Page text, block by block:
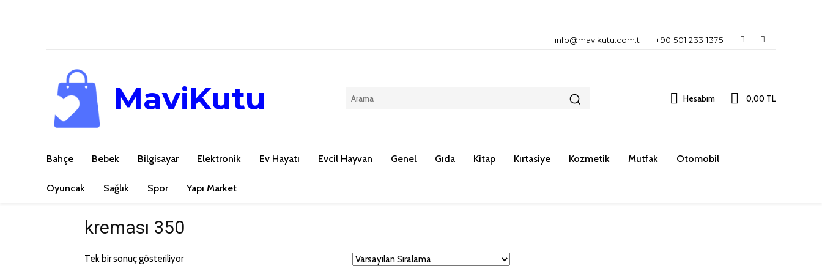
info@mavikutu.com.t +90 501 233 1375
MaviKutu Hesabım 0,00 TL
Bahçe Bebek Bilgisayar Elektronik Ev Hayatı Evcil Hayvan Genel Gıda Kitap Kırtasiye Kozmetik Mutfak Otomobil
Oyuncak Sağlık Spor Yapı Market
kreması 350
Tek bir sonuç gösteriliyor